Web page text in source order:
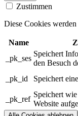
Zustimmen
Diese Cookies
Name
_pk_ses
Speichert
den Besuch
_pk_id Speichert
_pk_ref
Speichert
Website